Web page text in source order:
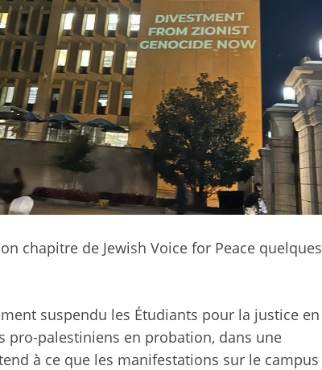
chapitre de Jewish Voice for Peace quelques
suspendu les Étudiants pour la justice en
pro-palestiniens en probation, dans une
à ce que les manifestations sur le campus